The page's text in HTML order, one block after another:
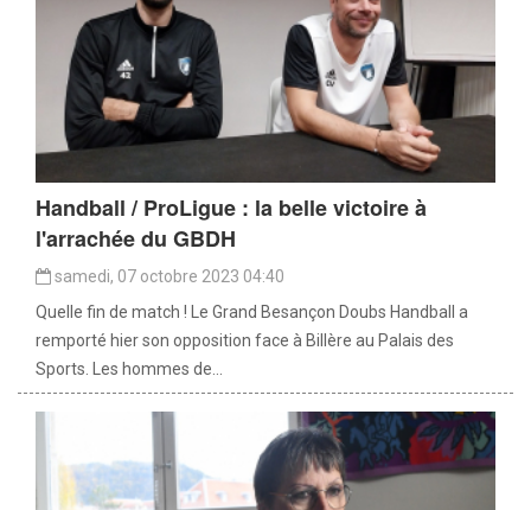
Handball / ProLigue : la belle victoire à
l'arrachée du GBDH
samedi, 07 octobre 2023 04:40
Quelle fin de match ! Le Grand Besançon Doubs Handball a
remporté hier son opposition face à Billère au Palais des
Sports. Les hommes de...